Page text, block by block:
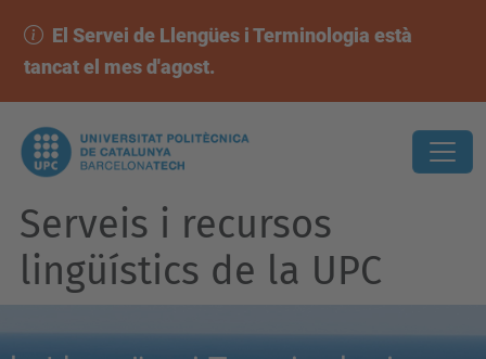
El Servei de Llengües i Terminologia està
tancat el mes d'agost.
Serveis i recursos
lingüístics de la UPC